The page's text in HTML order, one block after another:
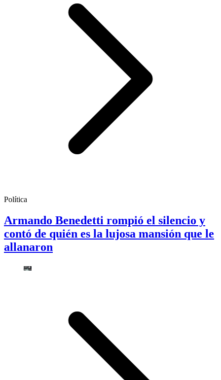
Política
Armando Benedetti rompió el silencio y
contó de quién es la lujosa mansión que le
allanaron